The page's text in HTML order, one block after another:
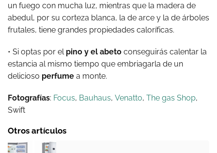
un fuego con mucha luz, mientras que la madera de
abedul, por su corteza blanca, la de arce y la de árboles
frutales, tiene grandes propiedades caloríficas.
• Si optas por el pino y el abeto conseguirás calentar la
estancia al mismo tiempo que embriagarla de un
delicioso perfume a monte.
Fotografías: Focus, Bauhaus, Venatto, The gas Shop,
Swift
Otros artículos